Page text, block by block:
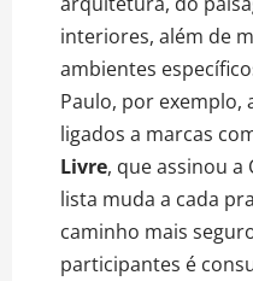
interiores, além de
ambientes
Paulo, por exemplo,
ligados a marcas
Livre, que assinou a
lista muda a cada
caminho mais
participantes é